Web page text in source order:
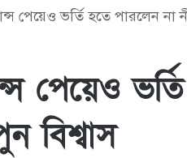
পেয়েও ভর্তি হতে পারলেন না
পেয়েও
বিশ্বাস